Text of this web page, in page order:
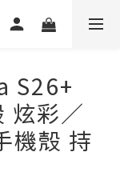
S26+
炫彩／
機殼 持